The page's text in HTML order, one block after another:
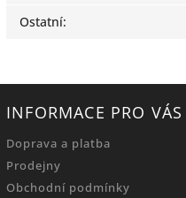
Ostatní:
INFORMACE PRO VÁS
Doprava a platba
Prodejny
Obchodní podmínky